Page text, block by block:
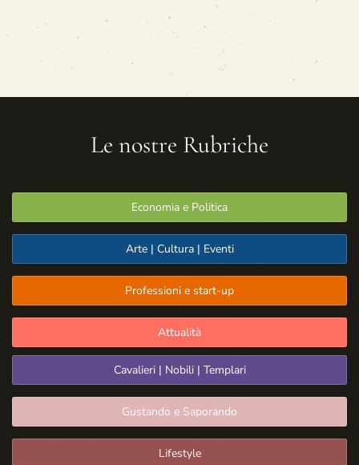
Le nostre Rubriche
Economia e Politica
Arte | Cultura | Eventi
Professioni e start-up
Attualità
Cavalieri | Nobili | Templari
Gustando e Saporando
Lifestyle